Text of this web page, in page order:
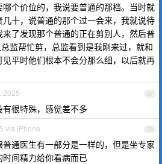
个价位的，我说要普通的那档。当时就
十，说普通的那个过一会来，我就说待
了发现那个普通的正在剪别人，然后普
监帮忙剪，总监看到是我刚来过，就和
平时他们根本不会分那么细，以后就再
37
2025
很特殊，感觉差不多
38
via iPhone
通医生有一部分是一样的，但是坐专家
间精力给你看病而已